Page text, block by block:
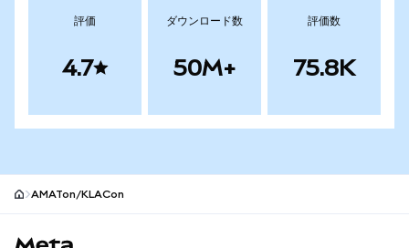
評価
4.7
ダウンロード数
50M+
評価数
75.8K
AMATon/KLACon